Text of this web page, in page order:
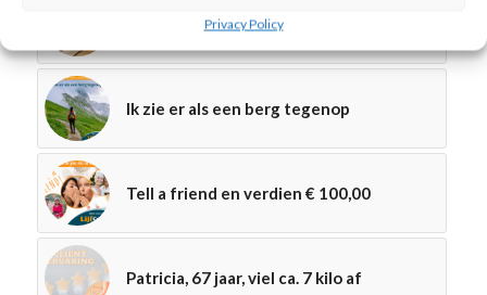
Privacy Policy
Overgangsklachten voorkomen met
dit recept!
Ik zie er als een berg tegenop
Tell a friend en verdien € 100,00
Patricia, 67 jaar, viel ca. 7 kilo af